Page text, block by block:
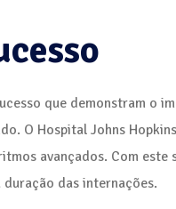
que demonstram o
O Hospital Johns
avançados. Com
das internações.